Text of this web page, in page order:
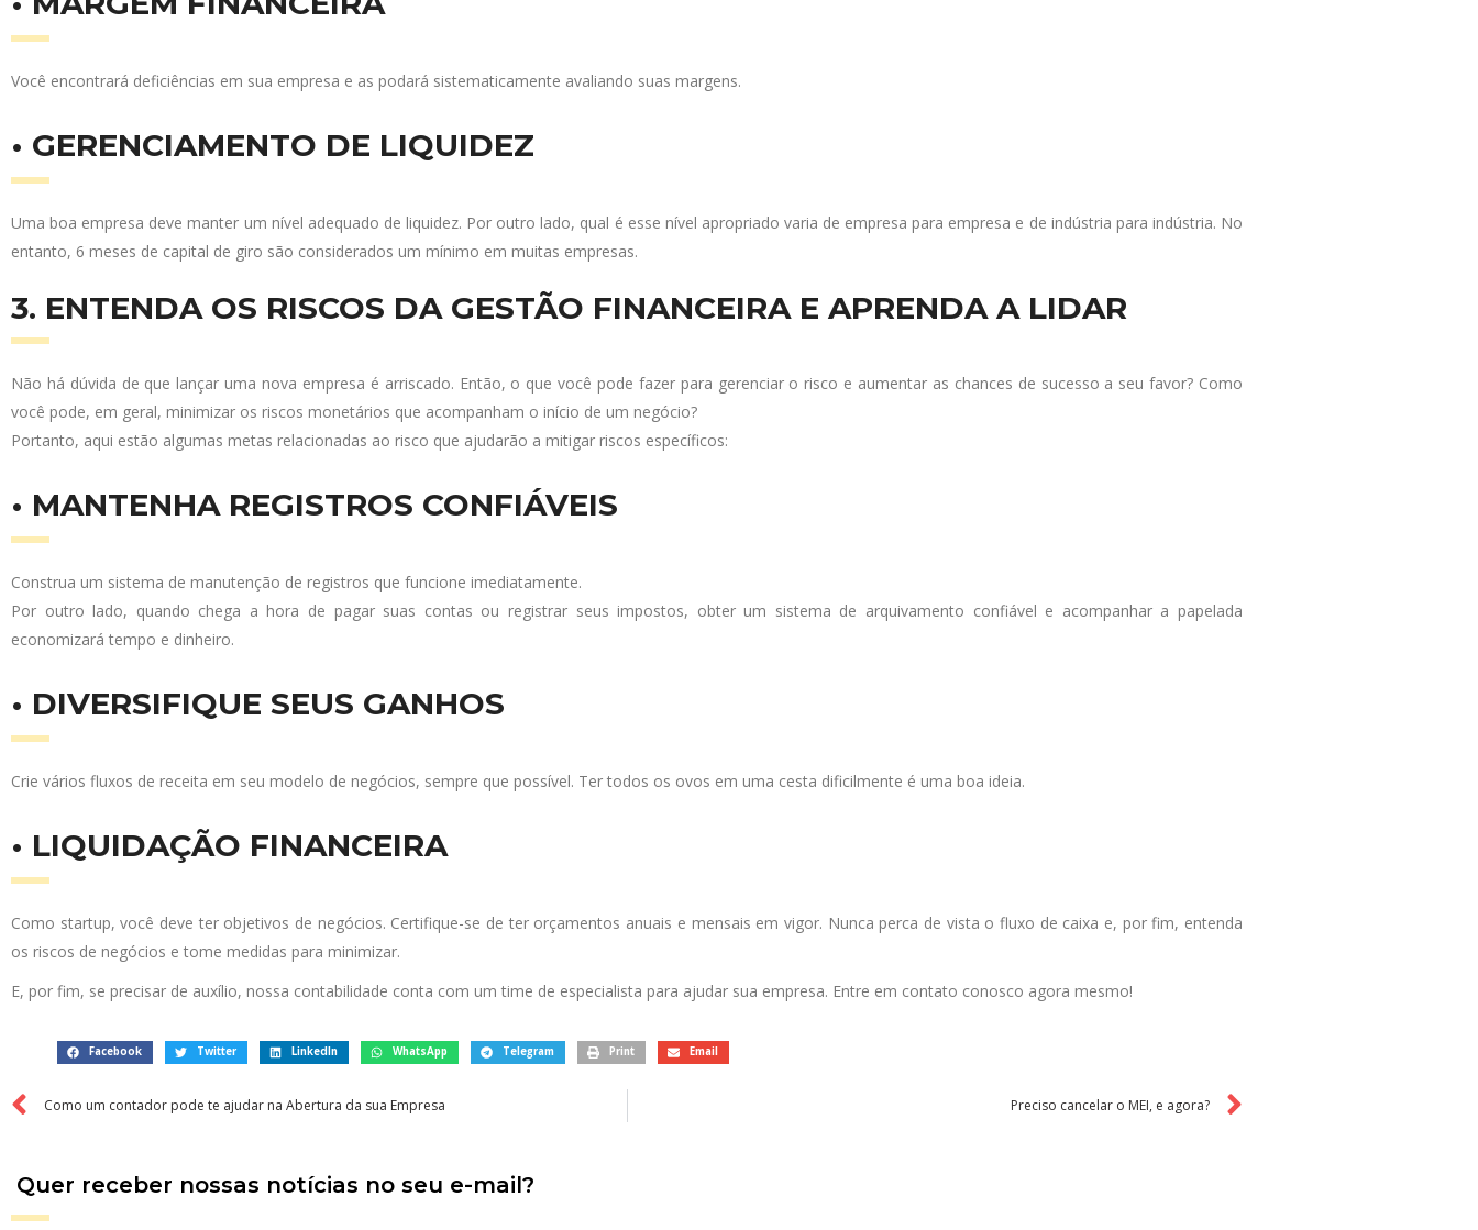
Você encontrará deficiências em sua empresa e as podará sistematicamente avaliando suas margens.
• GERENCIAMENTO DE LIQUIDEZ
Uma boa empresa deve manter um nível adequado de liquidez. Por outro lado, qual é esse nível apropriado varia de empresa para empresa e de indústria para indústria. No
entanto, 6 meses de capital de giro são considerados um mínimo em muitas empresas.
3. ENTENDA OS RISCOS DA GESTÃO FINANCEIRA E APRENDA A LIDAR
Não há dúvida de que lançar uma nova empresa é arriscado. Então, o que você pode fazer para gerenciar o risco e aumentar as chances de sucesso a seu favor? Como
você pode, em geral, minimizar os riscos monetários que acompanham o início de um negócio?
Portanto, aqui estão algumas metas relacionadas ao risco que ajudarão a mitigar riscos específicos:
• MANTENHA REGISTROS CONFIÁVEIS
Construa um sistema de manutenção de registros que funcione imediatamente.
Por outro lado, quando chega a hora de pagar suas contas ou registrar seus impostos, obter um sistema de arquivamento confiável e acompanhar a papelada
economizará tempo e dinheiro.
• DIVERSIFIQUE SEUS GANHOS
Crie vários fluxos de receita em seu modelo de negócios, sempre que possível. Ter todos os ovos em uma cesta dificilmente é uma boa ideia.
• LIQUIDAÇÃO FINANCEIRA
Como startup, você deve ter objetivos de negócios. Certifique-se de ter orçamentos anuais e mensais em vigor. Nunca perca de vista o fluxo de caixa e, por fim, entenda
os riscos de negócios e tome medidas para minimizar.
E, por fim, se precisar de auxílio, nossa contabilidade conta com um time de especialista para ajudar sua empresa. Entre em contato conosco agora mesmo!
Facebook Twitter LinkedIn WhatsApp Telegram Print Email
Como um contador pode te ajudar na Abertura da sua Empresa Preciso cancelar o MEI, e agora?
Quer receber nossas notícias no seu e-mail?